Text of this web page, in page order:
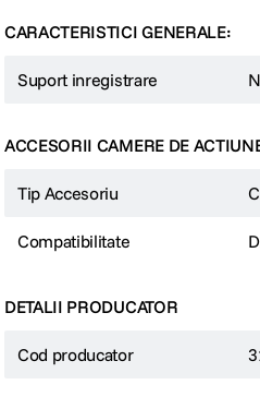
CARACTERISTICI GENERALE:
Suport inregistrare
ACCESORII CAMERE DE
Tip Accesoriu
Compatibilitate
DETALII PRODUCATOR
Cod producator